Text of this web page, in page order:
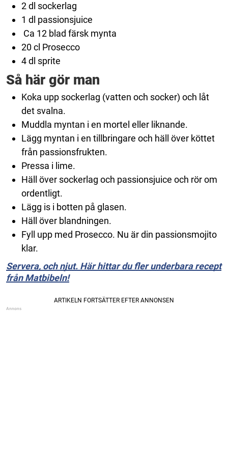
2 dl sockerlag
1 dl passionsjuice
Ca 12 blad färsk mynta
20 cl Prosecco
4 dl sprite
Så här gör man
Koka upp sockerlag (vatten och socker) och låt
det svalna.
Muddla myntan i en mortel eller liknande.
Lägg myntan i en tillbringare och häll över köttet
från passionsfrukten.
Pressa i lime.
Häll över sockerlag och passionsjuice och rör om
ordentligt.
Lägg is i botten på glasen.
Häll över blandningen.
Fyll upp med Prosecco. Nu är din passionsmojito
klar.
Servera, och njut. Här hittar du fler underbara recept
från Matbibeln!